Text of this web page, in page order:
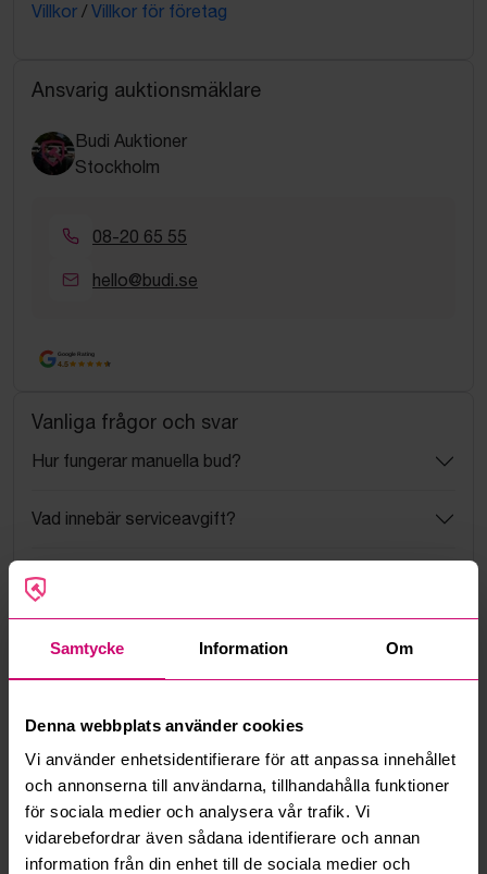
Samtycke Information Om
Denna webbplats använder cookies
Vi använder enhetsidentifierare för att anpassa innehållet
och annonserna till användarna, tillhandahålla funktioner
för sociala medier och analysera vår trafik. Vi
vidarebefordrar även sådana identifierare och annan
information från din enhet till de sociala medier och
Villkor / Villkor för företag
Ansvarig auktionsmäklare
Budi Auktioner
Stockholm
08-20 65 55
hello@budi.se
Google Rating
4.5
Vanliga frågor och svar
Hur fungerar manuella bud?
Vad innebär serviceavgift?
Vad är ett reservationspris?
Kan jag ångra ett bud?
Kan ni frakta mina vunna objekt?
Läs fler frågor och svar